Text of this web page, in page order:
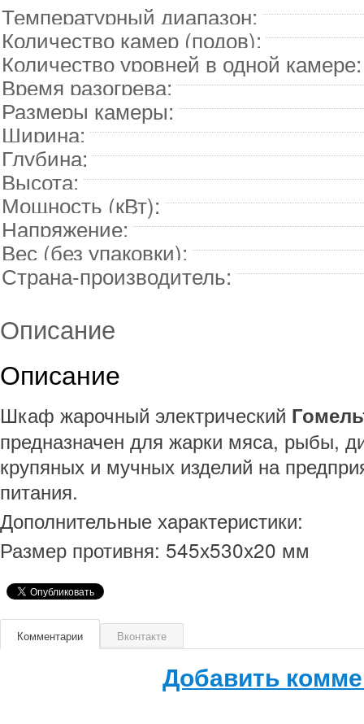
Температурный диапазон:
Количество камер (подов):
Количество уровней в одной камере:
Время разогрева:
Размеры камеры:
Ширина:
Глубина:
Высота:
Мощность (кВт):
Напряжение:
Вес (без упаковки):
Страна-производитель:
Описание
Описание
Шкаф жарочный электрический
предназначен для жарки мяса, рыбы,
крупяных и мучных изделий на
питания.
Дополнительные характеристики:
Размер противня: 545х530х20 мм
Комментарии Вконтакте
Добавить